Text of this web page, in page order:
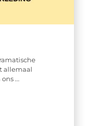
allemaal
...